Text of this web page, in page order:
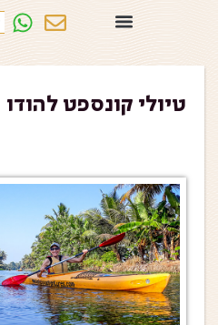
טיולי קונספט להודו